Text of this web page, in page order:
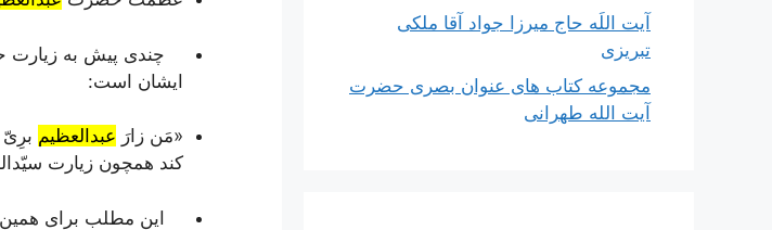
چندی پیش به
ایشان است:
«مَن زارَ عبدالعظیم برِیّ
کند همچون زیارت
این مطلب برای همین
آیت اللَه حاج میرزا جواد آقا ملکی
تبریزی
مجموعه کتاب های عنوان بصری حضرت
آیت الله طهرانی